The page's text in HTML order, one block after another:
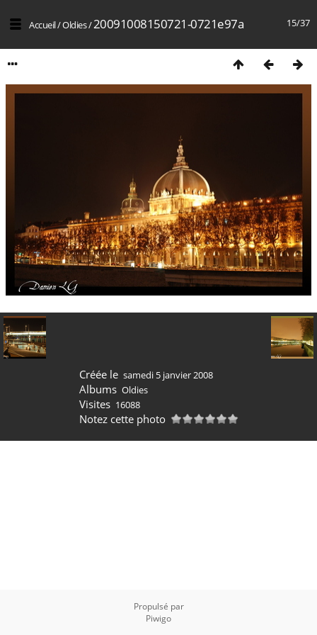
15/37
Accueil/Oldies/20091008150721-0721e97a
Créée le samedi 5 janvier 2008
Albums Oldies
Visites 16088
Notez cette photo
Propulsé par
Piwigo